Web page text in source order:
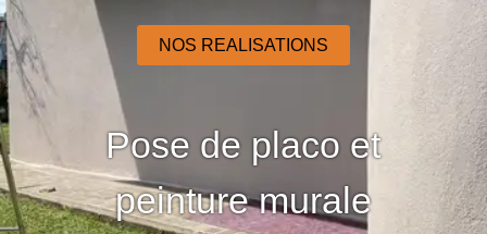
NOS REALISATIONS
Pose de placo et
peinture murale